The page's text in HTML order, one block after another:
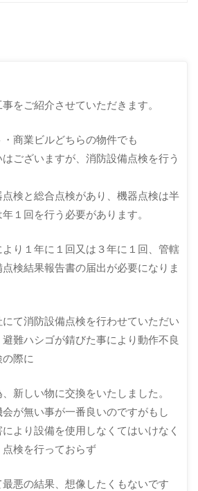
をご紹介させていただきます。
商業ビルどちらの物件でも
ございますが、消防設備点検を行う
検と総合点検があり、機器点検は半
１回を行う必要があります。
り１年に１回又は３年に１回、管轄
検結果報告書の届出が必要になりま
て消防設備点検を行わせていただい
難ハシゴが錆びた事により動作不良
際に
新しい物に交換をいたしました。
が無い事が一番良いのですがもし
より設備を使用しなくてはいけなく
検を行っておらず
悪の結果、想像したくもないです